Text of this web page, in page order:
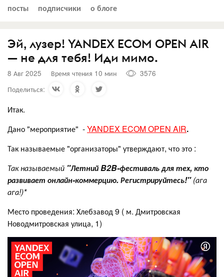
посты подписчики о блоге
Эй, лузер! YANDEX ECOM OPEN AIR
— не для тебя! Иди мимо.
8 Авг 2025 Время чтения 10 мин
3576
Поделиться:
Итак.
Дано "мероприятие" -YANDEX ECOM OPEN AIR.
Так называемые "организаторы" утверждают, что это :
Так называемый "Летний B2B-фестиваль для тех, кто
развивает онлайн-коммерцию. Регистрируйтесь!"(ага
ага!)*
Место проведения: Хлебзавод 9 ( м. Дмитровская
Новодмитровская улица, 1)